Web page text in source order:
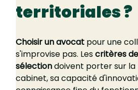
territoriales ?
Choisir un avocat pour une
s'improvise pas. Les critères de
sélection doivent porter sur la
cabinet, sa capacité